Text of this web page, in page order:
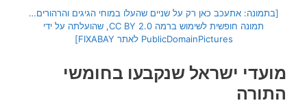
[בתמונה: אתעכב כאן רק על שניים שהעלו במוחי הגיגים והרהורים…
תמונה חופשית לשימוש ברמה CC BY 2.0, שהועלתה על ידי
PublicDomainPictures לאתר FIXABAY]
מועדי ישראל שנקבעו בחומשי
התורה